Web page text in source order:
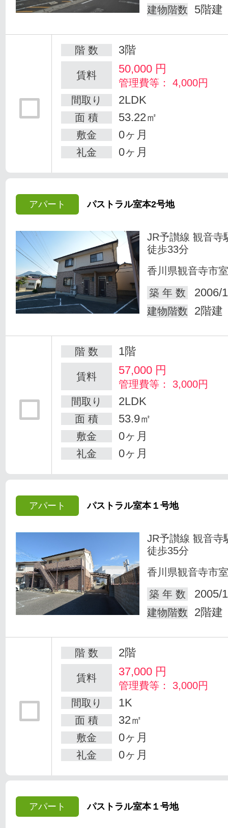
建物階数 5階建
階 数 3階
賃料 50,000 円
管理費等： 4,000円
間取り
2LDK
面 積 53.22㎡
敷金 0ヶ月
礼金 0ヶ月
アパート パストラル室本2号地
JR予讃線 観音寺
徒歩33分
香川県観音寺市
築 年 数
2006/
建物階数 2階建
階 数 1階
賃料 57,000 円
管理費等： 3,000円
間取り
2LDK
面 積 53.9㎡
敷金 0ヶ月
礼金 0ヶ月
アパート パストラル室本１号地
JR予讃線 観音寺
徒歩35分
香川県観音寺市
築 年 数
2005/
建物階数 2階建
階 数 2階
賃料 37,000 円
管理費等： 3,000円
間取り
1K
面 積 32㎡
敷金 0ヶ月
礼金 0ヶ月
アパート パストラル室本１号地